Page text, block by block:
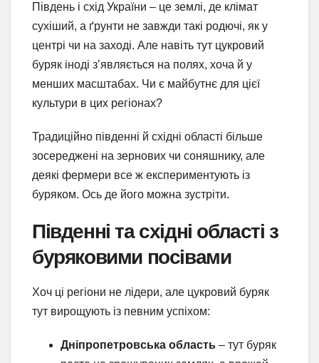
Південь і схід України – це землі, де клімат
сухіший, а ґрунти не завжди такі родючі, як у
центрі чи на заході. Але навіть тут цукровий
буряк іноді з’являється на полях, хоча й у
менших масштабах. Чи є майбутнє для цієї
культури в цих регіонах?
Традиційно південні й східні області більше
зосереджені на зернових чи соняшнику, але
деякі фермери все ж експериментують із
буряком. Ось де його можна зустріти.
Південні та східні області з
буряковими посівами
Хоч ці регіони не лідери, але цукровий буряк
тут вирощують із певним успіхом:
Дніпропетровська область – тут буряк